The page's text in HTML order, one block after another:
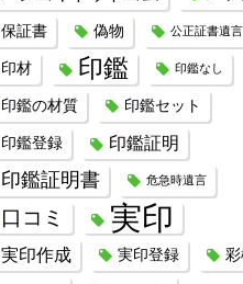
保証書 偽物 公正証書遺言
印材 印鑑 印鑑なし
印鑑の材質 印鑑セット
印鑑登録 印鑑証明
印鑑証明書 危急時遺言
口コミ 実印
実印作成 実印登録